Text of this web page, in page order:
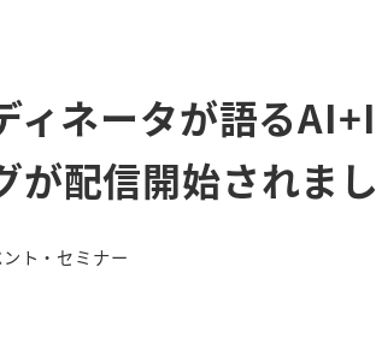
ィネータが語る
が配信開始されま
カテゴリー
ト・セミナー